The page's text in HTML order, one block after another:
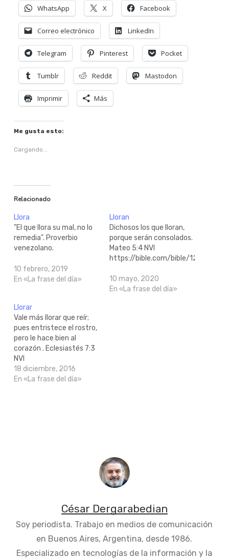
WhatsApp X Facebook
Correo electrónico LinkedIn
Telegram Pinterest Pocket
Tumblr Reddit Mastodon
Imprimir Más
Me gusta esto:
Cargando...
Relacionado
Llora
"El que llora su mal, no lo
remedia". Proverbio
venezolano.
10 febrero, 2019
En «La frase del día»
Lloran
Dichosos los que lloran,
porque serán consolados.
Mateo 5:4 NVI
https://bible.com/bible/128/
10 mayo, 2020
En «La frase del día»
Llorar
Vale más llorar que reír;
pues entristece el rostro,
pero le hace bien al
corazón . Eclesiastés 7:3
NVI
http://bible.com/128/ecc.7.3.NVI
18 diciembre, 2016
En «La frase del día»
César Dergarabedian
Soy periodista. Trabajo en medios de comunicación
en Buenos Aires, Argentina, desde 1986.
Especializado en tecnologías de la información y la